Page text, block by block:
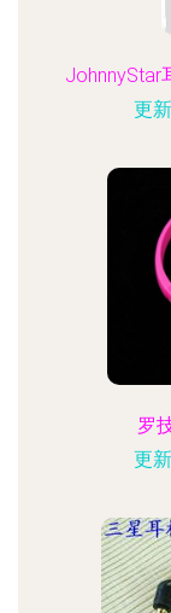
JohnnyStar
更
罗
更